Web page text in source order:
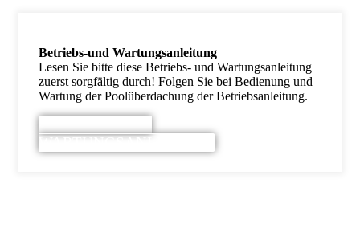
Betriebs-und Wartungsanleitung
Lesen Sie bitte diese Betriebs- und Wartungsanleitung
zuerst sorgfältig durch! Folgen Sie bei Bedienung und
Wartung der Poolüberdachung der Betriebsanleitung.
WARTUNGSANLEITUNG